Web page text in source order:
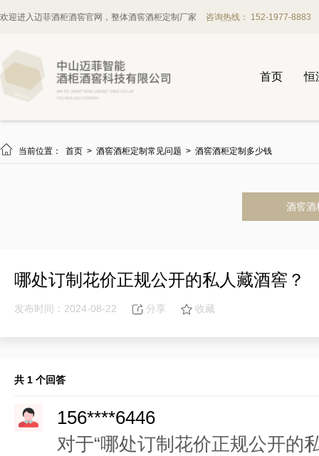
欢迎进入迈菲酒柜酒窖官网，整体酒窖酒柜定制厂家 咨询热线： 152-1977-8883
首页 恒
 当前位置： 首页 > 酒窖酒柜定制常见问题 > 酒窖酒柜定制多少钱
酒窖酒
哪处订制花价正规公开的私人藏酒窖？
发布时间：2024-08-22 分享 收藏
共 1 个回答
156****6446
对于“哪处订制花价正规公开的